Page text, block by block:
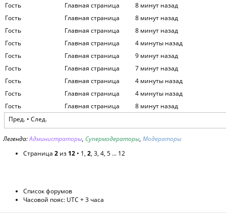
Гость
Главная страница
8 минут назад
Гость
Главная страница
8 минут назад
Гость
Главная страница
8 минут назад
Гость
Главная страница
4 минуты назад
Гость
Главная страница
9 минут назад
Гость
Главная страница
7 минут назад
Гость
Главная страница
4 минуты назад
Гость
Главная страница
4 минуты назад
Гость
Главная страница
8 минут назад
Пред.• След.
Легенда:Администраторы, Супермодераторы, Модераторы
Страница 2 из 12 • 1, 2, 3, 4, 5 ... 12
Список форумов
Часовой пояс: UTC + 3 часа